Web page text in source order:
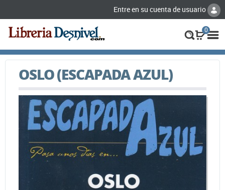
Entre en su cuenta de usuario
0
OSLO (ESCAPADA AZUL)